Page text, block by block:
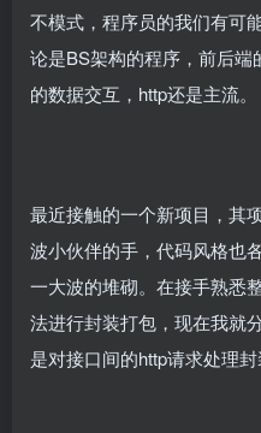
不模式，程序员的我们有可
论是BS架构的程序，前后
的数据交互，http还是主流。
最近接触的一个新项目，其
波小伙伴的手，代码风格也
一大波的堆砌。在接手熟悉
法进行封装打包，现在我就
是对接口间的http请求处理封